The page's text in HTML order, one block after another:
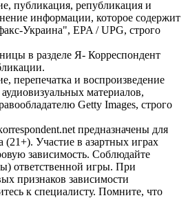
публикация, републикация и
информации, которое содержит
Украина", EPA / UPG, строго
в разделе Я- Корреспондент
перепечатка и воспроизведение
материалов,
Getty Images, строго
предназначены для
(21+). Участие в азартных играх
зависимость. Соблюдайте
ответственной игры. При
признаков зависимости
к специалисту. Помните, что